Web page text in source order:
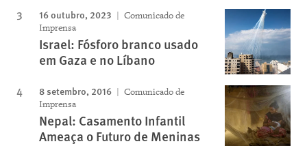
16 outubro, 2023
Comunicado de
Imprensa
Israel: Fósforo branco usado
em Gaza e no Líbano
8 setembro, 2016
Comunicado de
Imprensa
Nepal: Casamento Infantil
Ameaça o Futuro de Meninas